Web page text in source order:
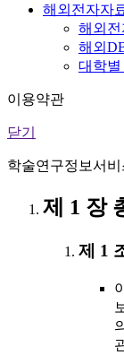
해외전자자
해외전
해외
대학
이용약관
닫기
학술연구정보서
제 1 장
제 1